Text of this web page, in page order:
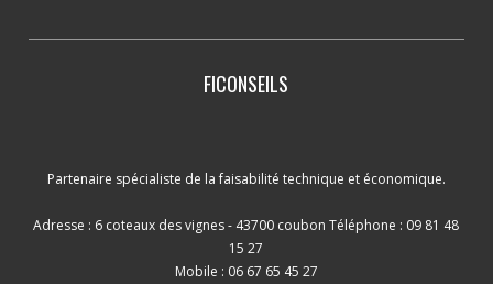
FICONSEILS
Partenaire spécialiste de la faisabilité technique et économique.
Adresse : 6 coteaux des vignes - 43700 coubon Téléphone : 09 81 48
15 27
Mobile : 06 67 65 45 27